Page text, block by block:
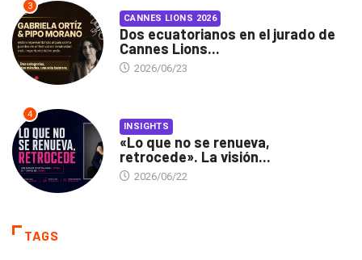
3
CANNES LIONS 2026
Dos ecuatorianos en el jurado de
Cannes Lions...
2026/06/23
4
INSIGHTS
«Lo que no se renueva,
retrocede». La visión...
2026/06/22
TAGS